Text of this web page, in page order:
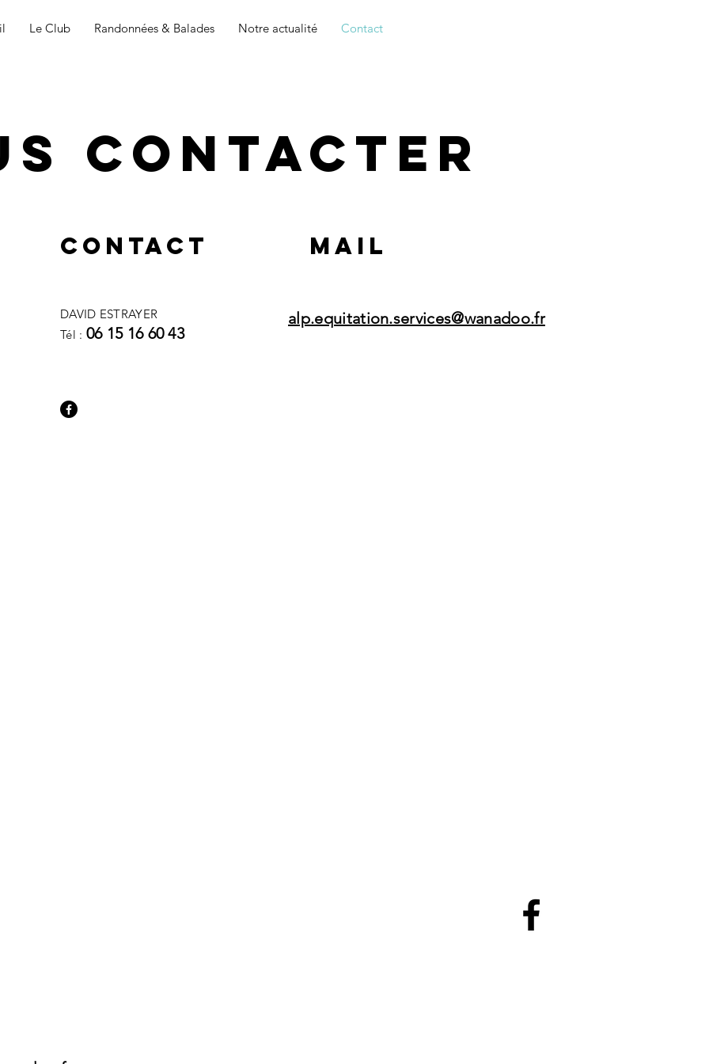
Le Club Randonnées & Balades Notre actualité Contact
contacter
Contact MAIL
DAVID ESTRAYER
Tél : 06 15 16 60 43
alp.equitation.services@wanadoo.fr